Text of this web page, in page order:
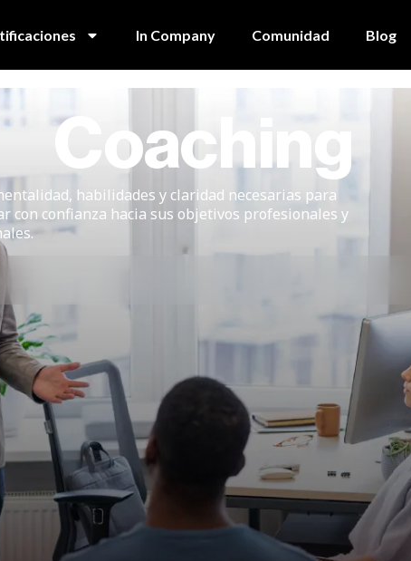
In Company Comunidad Blog
Coaching
habilidades y claridad necesarias para
con confianza hacia sus objetivos profesionales y